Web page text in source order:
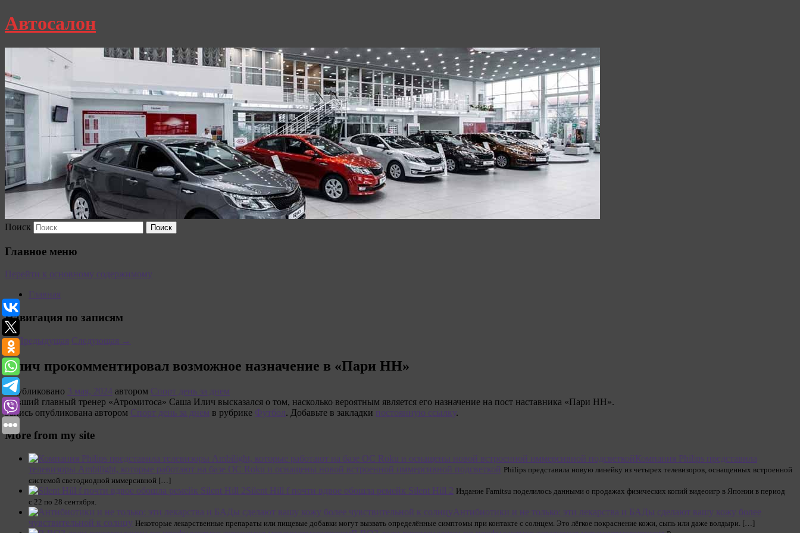
Автосалон
Поиск
Главное меню
Перейти к основному содержимому
Главная
Навигация по записям
←Предыдущая Следующая →
Илич прокомментировал возможное назначение в «Пари НН»
Опубликовано 3 мая, 2024 автором Спорт день за днем
Бывший главный тренер «Атромитоса» Саша Илич высказался о том, насколько вероятным является его назначение на пост наставника «Пари НН».
Запись опубликована автором Спорт день за днем в рубрике Футбол. Добавьте в закладки постоянную ссылку.
More from my site
Компания Philips представила
телевизоры Ambilight, которые работают на базе ОС Roku и оснащены новой встроенной иммерсивной подсветкой Philips представила новую линейку из четырех телевизоров, оснащенных встроенной
системой светодиодной иммерсивной […]
Silent Hill f почти вдвое обошла ремейк Silent Hill 2 Издание Famitsu поделилось данными о продажах физических копий видеоигр в Японии в период
с 22 по 28 сентября.
Антибиотики и не только: эти лекарства и БАДы сделают вашу кожу более
чувствительной к солнцу Некоторые лекарственные препараты или пищевые добавки могут вызвать определённые симптомы при контакте с солнцем. Это лёгкое покраснение кожи, сыпь или даже волдыри. […]